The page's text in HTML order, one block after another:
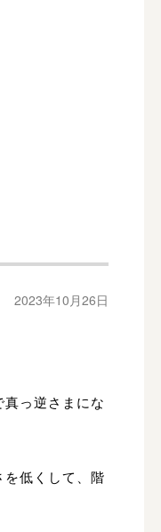
2023年10月26日
っ逆さまにな
低くして、階